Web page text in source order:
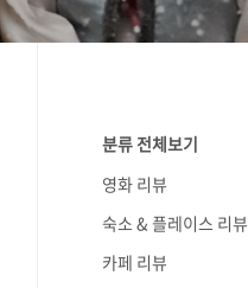
분류 전체보기
영화 리뷰
숙소 & 플레이스 리뷰
카페 리뷰